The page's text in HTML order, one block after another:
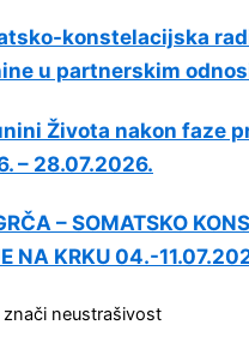
konstelacijska
u partnerskim
Života nakon faze
– 28.07.2026.
– SOMATSKO
NA KRKU 04.-